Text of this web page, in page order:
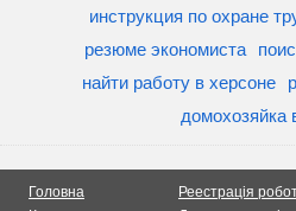
инструкция по охране
резюме экономиста
найти работу в херсоне
домохозяйка
Головна
Реестрація